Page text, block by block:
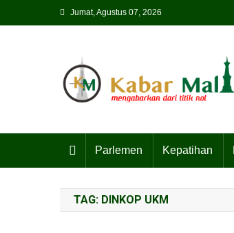
to
Jumat, Agustus 07, 2026
Parlemen Kepatihan
TAG: DINKOP UKM